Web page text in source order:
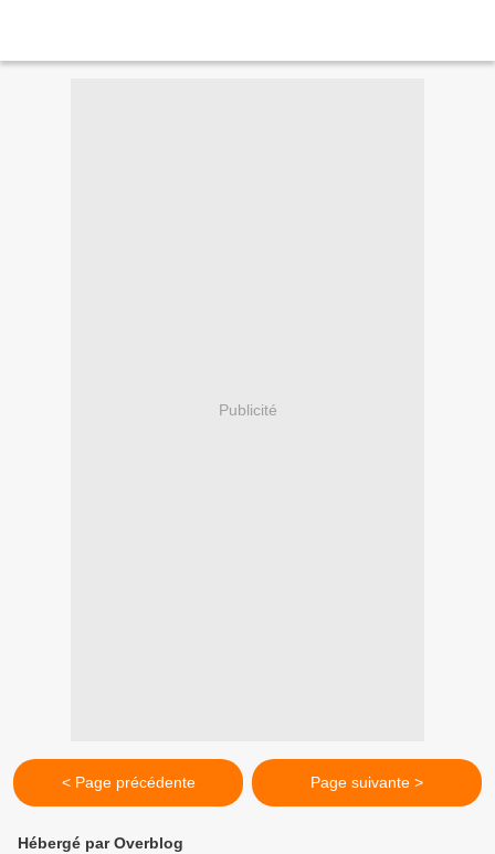
Publicité
< Page précédente Page suivante >
Hébergé par Overblog